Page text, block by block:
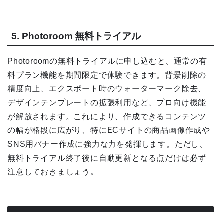
5. Photoroom 無料トライアル
Photoroomの無料トライアルに申し込むと、通常の有
料プラン機能を期間限定で体験できます。背景削除の
精度向上、エクスポート時のウォーターマーク除去、
デザインテンプレートの拡張利用など、プロ向け機能
が解放されます。これにより、作成できるコンテンツ
の幅が格段に広がり、特にECサイトの商品画像作成や
SNS用バナー作成に強力な力を発揮します。ただし、
無料トライアル終了後に自動更新となる点だけは必ず
注意しておきましょう。